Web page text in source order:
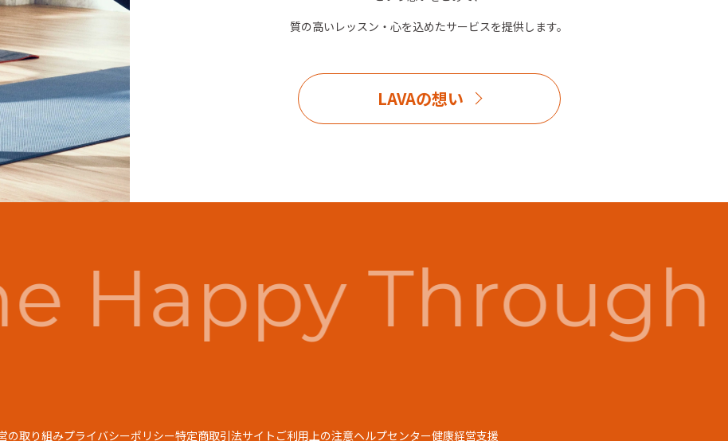
質の高いレッスン・心を込めたサービスを提供します。
LAVAの想い
Happy Through
の取り組みプライバシーポリシー特定商取引法サイトご利用上の注意ヘルプセンター健康経営支援